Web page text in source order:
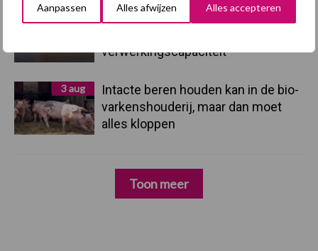
Aanpassen Alles afwijzen Alles accepteren
Vlaamse mestbalans in evenwicht
verwerkingscapaciteit
3 aug
Intacte beren houden kan in de bio-
varkenshouderij, maar dan moet
alles kloppen
Toon meer